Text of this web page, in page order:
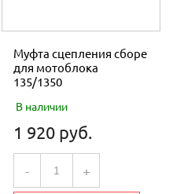
Муфта сцепления сборе
для мотоблока
135/1350
В наличии
1 920 руб.
- +